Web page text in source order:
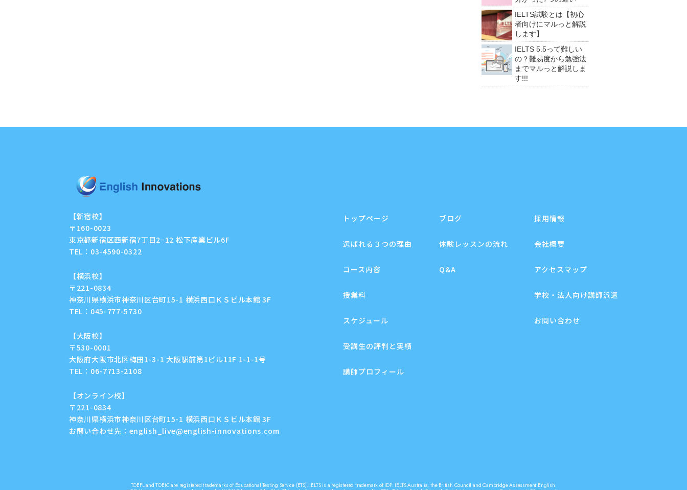
IELTS試験とは【初心
者向けにマルっと解説
します】
IELTS 5.5って難しい
の？難易度から勉強法
までマルっと解説しま
す!!!
【新宿校】
〒160-0023
東京都新宿区西新宿7丁目2−12 松下産業ビル6F
TEL： 03-4590-0322
【横浜校】
〒221-0834
神奈川県横浜市神奈川区台町15-1 横浜西口ＫＳビル本館 3F
TEL： 045-777-5730
【大阪校】
〒530-0001
大阪府大阪市北区梅田1-3-1 大阪駅前第1ビル11F 1-1-1号
TEL： 06-7713-2108
【オンライン校】
〒221-0834
神奈川県横浜市神奈川区台町15-1 横浜西口ＫＳビル本館 3F
お問い合わせ先： english_live@english-innovations.com
トップページ
選ばれる３つの理由
コース内容
授業料
スケジュール
受講生の評判と実績
講師プロフィール
ブログ
体験レッスンの流れ
Q&A
採用情報
会社概要
アクセスマップ
学校・法人向け講師派遣
お問い合わせ
TOEFL and TOEIC are registered trademarks of Educational Testing Service (ETS). IELTS is a registered trademark of IDP: IELTS Australia, the British Council and Cambridge Assessment English.